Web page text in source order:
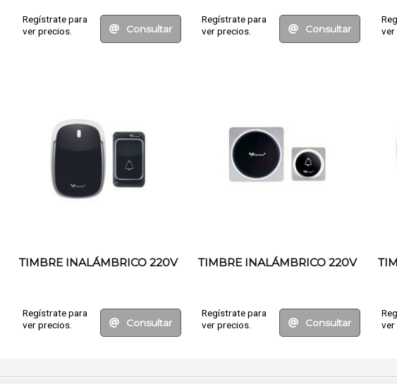
Regístrate para
ver precios.
Consultar
Regístrate para
ver precios.
Consultar
ver
TIMBRE INALÁMBRICO 220V
Regístrate para
ver precios.
Consultar
TIMBRE INALÁMBRICO 220V
Regístrate para
ver precios.
Consultar
ver